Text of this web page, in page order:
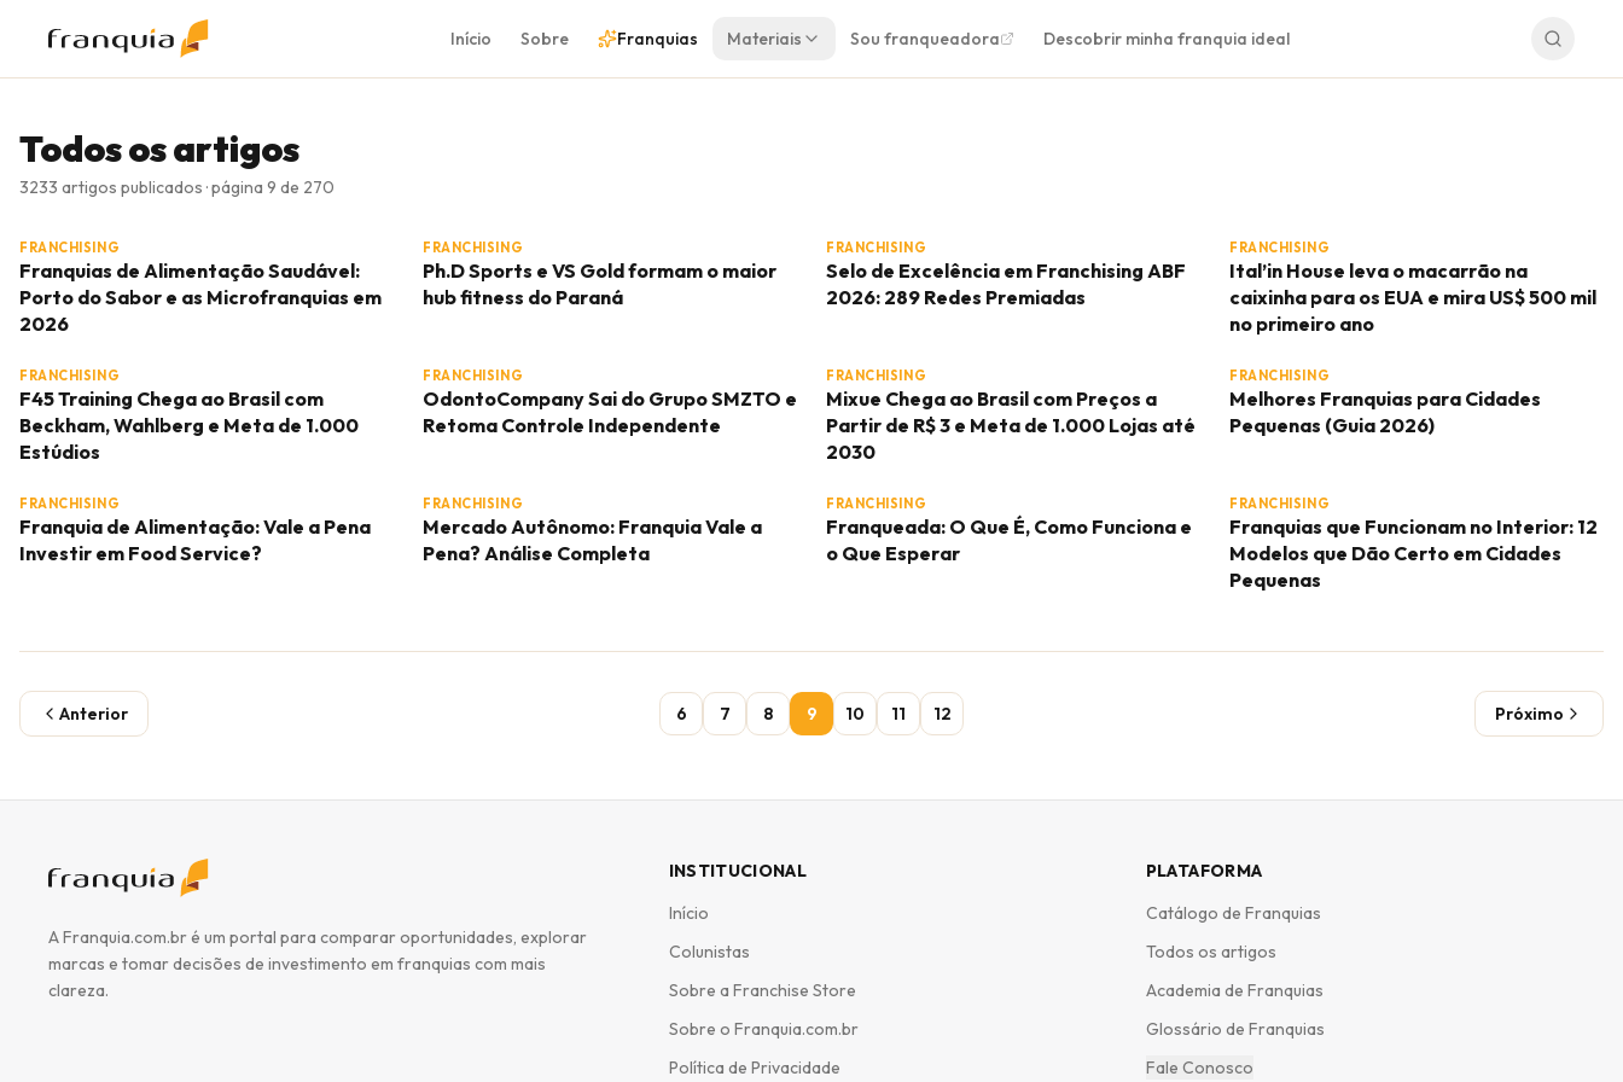
Início Sobre Franquias Materiais Sou franqueadora Descobrir minha franquia ideal
Todos os artigos
3233 artigos publicados · página 9 de 270
FRANCHISING
Franquias de Alimentação Saudável:
Porto do Sabor e as Microfranquias em
2026
FRANCHISING
Ph.D Sports e VS Gold formam o maior
hub fitness do Paraná
FRANCHISING
Selo de Excelência em Franchising ABF
2026: 289 Redes Premiadas
FRANCHISING
Ital’in House leva o macarrão na
caixinha para os EUA e mira US$ 500 mil
no primeiro ano
FRANCHISING
F45 Training Chega ao Brasil com
Beckham, Wahlberg e Meta de 1.000
Estúdios
FRANCHISING
OdontoCompany Sai do Grupo SMZTO e
Retoma Controle Independente
FRANCHISING
Mixue Chega ao Brasil com Preços a
Partir de R$ 3 e Meta de 1.000 Lojas até
2030
FRANCHISING
Melhores Franquias para Cidades
Pequenas (Guia 2026)
FRANCHISING
Franquia de Alimentação: Vale a Pena
Investir em Food Service?
FRANCHISING
Mercado Autônomo: Franquia Vale a
Pena? Análise Completa
FRANCHISING
Franqueada: O Que É, Como Funciona e
o Que Esperar
FRANCHISING
Franquias que Funcionam no Interior: 12
Modelos que Dão Certo em Cidades
Pequenas
Anterior 6 7 8 9 10 11 12 Próximo
A Franquia.com.br é um portal para comparar oportunidades, explorar
marcas e tomar decisões de investimento em franquias com mais
clareza.
INSTITUCIONAL
Início
Colunistas
Sobre a Franchise Store
Sobre o Franquia.com.br
Política de Privacidade
PLATAFORMA
Catálogo de Franquias
Todos os artigos
Academia de Franquias
Glossário de Franquias
Fale Conosco